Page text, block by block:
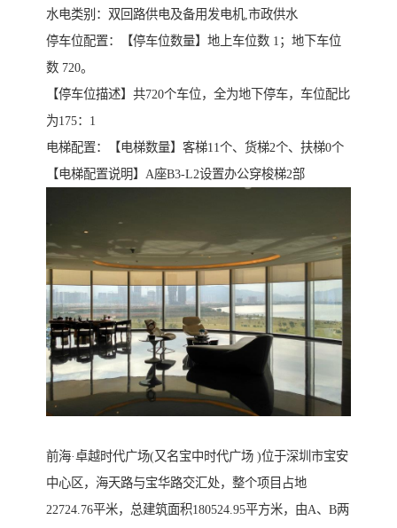
水电类别：双回路供电及备用发电机,市政供水
停车位配置：【停车位数量】地上车位数 1；地下车位
数 720。
【停车位描述】共720个车位，全为地下停车，车位配比
为175：1
电梯配置：【电梯数量】客梯11个、货梯2个、扶梯0个
【电梯配置说明】A座B3-L2设置办公穿梭梯2部
前海·卓越时代广场(又名宝中时代广场 )位于深圳市宝安
中心区，海天路与宝华路交汇处，整个项目占地
22724.76平米，总建筑面积180524.95平方米，由A、B两